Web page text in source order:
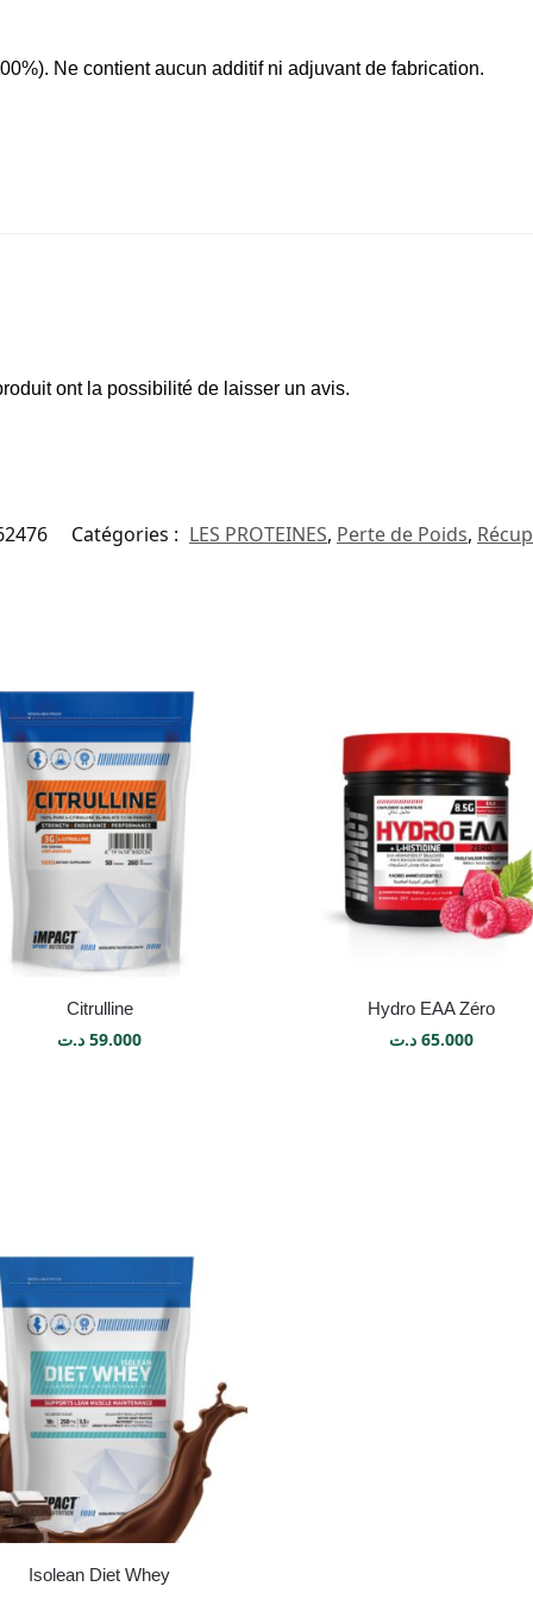
Ne contient aucun additif ni adjuvant de fabrication.
ont la possibilité de laisser un avis.
Catégories : LES PROTEINES, Perte de Poids,
Citrulline
59.000 د.ت
Hydro EAA Zéro
65.000 د.ت
Isolean Diet Whey